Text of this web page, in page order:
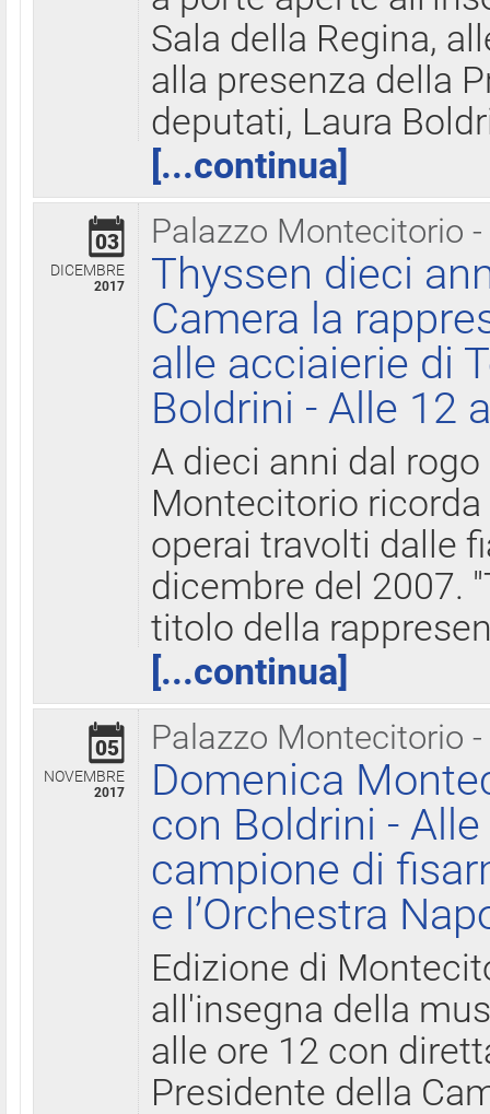
Sala della Regina,
alla presenza della
deputati, Laura
[...continua]
Palazzo Montecitorio
03
DICEMBRE
2017
Thyssen dieci
Camera la
alle acciaierie di
Boldrini - Alle 12
A dieci anni dal
Montecitorio
operai travolti dalle
dicembre del 2007.
titolo della
[...continua]
Palazzo Montecitorio
05
NOVEMBRE
2017
Domenica
con Boldrini -
campione di
e l’Orchestra
Edizione di
all'insegna della
alle ore 12 con
Presidente della